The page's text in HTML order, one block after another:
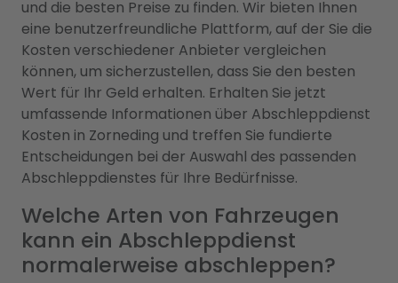
und die besten Preise zu finden. Wir bieten Ihnen
eine benutzerfreundliche Plattform, auf der Sie die
Kosten verschiedener Anbieter vergleichen
können, um sicherzustellen, dass Sie den besten
Wert für Ihr Geld erhalten. Erhalten Sie jetzt
umfassende Informationen über Abschleppdienst
Kosten in Zorneding und treffen Sie fundierte
Entscheidungen bei der Auswahl des passenden
Abschleppdienstes für Ihre Bedürfnisse.
Welche Arten von Fahrzeugen
kann ein Abschleppdienst
normalerweise abschleppen?